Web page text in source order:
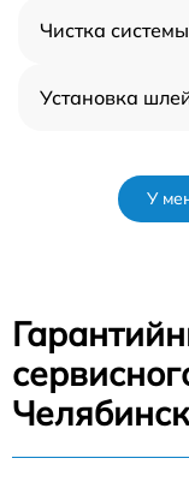
Чистка
Установка
У